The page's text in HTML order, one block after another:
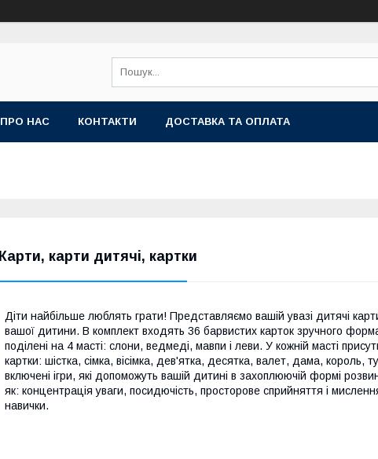
ПРО НАС КОНТАКТИ ДОСТАВКА ТА ОПЛАТА
Карти, карти дитячі, картки
Діти найбільше люблять грати! Представляємо вашій увазі дитячі
вашої дитини. В комплект входять 36 барвистих карток зручного
поділені на 4 масті: слони, ведмеді, мавпи і леви. У кожній масті
картки: шістка, сімка, вісімка, дев'ятка, десятка, валет, дама, король,
включені ігри, які допоможуть вашій дитині в захоплюючій формі
як: концентрація уваги, посидючість, просторове сприйняття і
навички.